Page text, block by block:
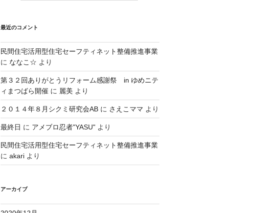
最近のコメント
民間住宅活用型住宅セーフティネット整備推進事業
に ななこ☆ より
第３２回ありがとうリフォーム感謝祭 in ゆめニテ
ィまつばら開催に 麗美 より
２０１４年８月シクミ研究会ABに さえこママ より
最終日 に アメブロ忍者"YASU"より
民間住宅活用型住宅セーフティネット整備推進事業
に akariより
アーカイブ